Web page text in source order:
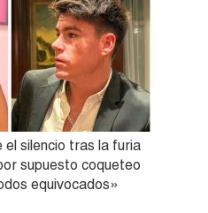
el silencio tras la furia
supuesto coqueteo
equivocados»